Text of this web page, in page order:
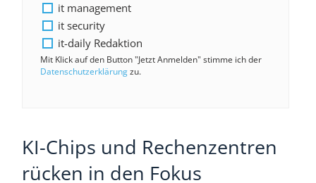
it management
it security
it-daily Redaktion
Mit Klick auf den Button "Jetzt Anmelden" stimme ich der
Datenschutzerklärungzu.
KI-Chips und Rechenzentren
rücken in den Fokus